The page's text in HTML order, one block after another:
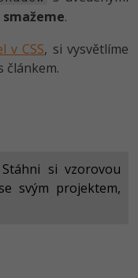
smažeme.
v CSS, si vysvětlíme
článkem.
si vzorovou
svým projektem,